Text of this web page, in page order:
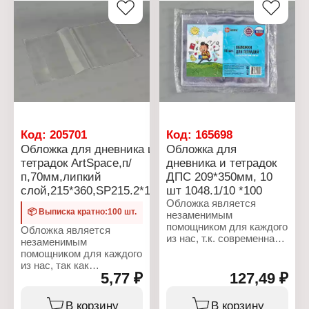
Код: 205701
Обложка для дневника и
тетрадок ArtSpace,п/
п,70мм,липкий
слой,215*360,SP215.2*100/1000
📦 Выписка кратно:100 шт.
Обложка является
незаменимым
помощником для каждого
из нас, так как
современная тенденция
к чтению печатной книги
наращивает свои
5,77 ₽
В корзину
Код: 165698
Обложка для
дневника и тетрадок
ДПС 209*350мм, 10
шт 1048.1/10 *100
Обложка является
незаменимым
помощником для каждого
из нас, т.к. современная
наращивает свои
обороты, а для
школьника это
127,49 ₽
В корзину